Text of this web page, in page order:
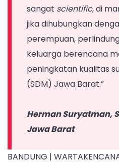
sangat scientific, di
jika dihubungkan
perempuan,
keluarga berencana
peningkatan kualitas
(SDM) Jawa Barat.”
Herman Suryatman,
Jawa Barat
BANDUNG |